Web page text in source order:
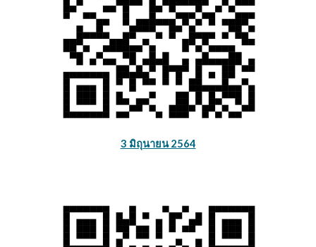
3 มิถุนายน 2564